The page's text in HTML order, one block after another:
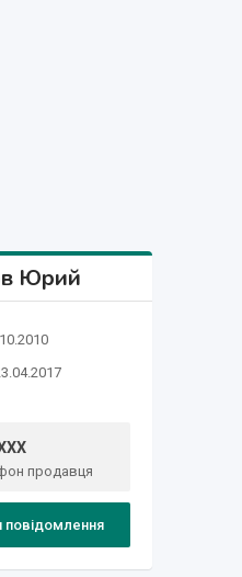
Юрий
продавця
повідомлення